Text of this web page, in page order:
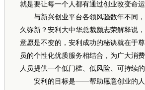
就是要让每一个人都有通过创业改变命运
与新兴创业平台各领风骚数年不同，
久弥新？安利大中华总裁颜志荣解释说
意愿是不变的，安利成功的秘诀就在于
员的个性化优质服务相结合，为广大消
人员提供一个低门槛、低风险、可持续的
安利的目标是——帮助愿意创业的人打